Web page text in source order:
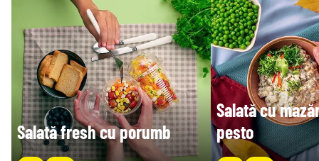
Salată fresh cu porumb
Salată cu
pesto